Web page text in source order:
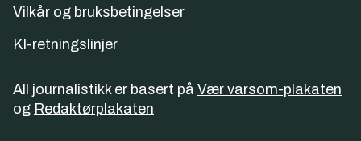
Vilkår og bruksbetingelser
KI-retningslinjer
All journalistikk er basert på Vær varsom-plakaten
og Redaktørplakaten